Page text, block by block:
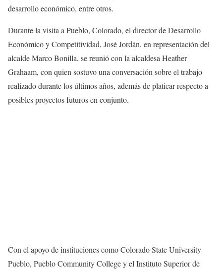
desarrollo económico, entre otros.
Durante la visita a Pueblo, Colorado, el director de Desarrollo
Económico y Competitividad, José Jordán, en representación del
alcalde Marco Bonilla, se reunió con la alcaldesa Heather
Grahaam, con quien sostuvo una conversación sobre el trabajo
realizado durante los últimos años, además de platicar respecto a
posibles proyectos futuros en conjunto.
Con el apoyo de instituciones como Colorado State University
Pueblo, Pueblo Community College y el Instituto Superior de